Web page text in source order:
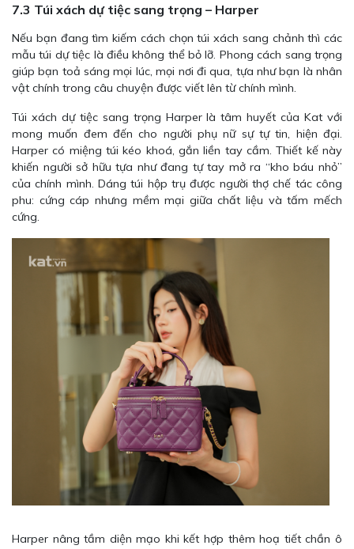
7.3 Túi xách dự tiệc sang trọng – Harper
Nếu bạn đang tìm kiếm cách chọn túi xách sang chảnh thì các
mẫu túi dự tiệc là điều không thể bỏ lỡ. Phong cách sang trọng
giúp bạn toả sáng mọi lúc, mọi nơi đi qua, tựa như bạn là nhân
vật chính trong câu chuyện được viết lên từ chính mình.
Túi xách dự tiệc sang trọng Harper là tâm huyết của Kat với
mong muốn đem đến cho người phụ nữ sự tự tin, hiện đại.
Harper có miệng túi kéo khoá, gắn liền tay cầm. Thiết kế này
khiến người sở hữu tựa như đang tự tay mở ra “kho báu nhỏ”
của chính mình. Dáng túi hộp trụ được người thợ chế tác công
phu: cứng cáp nhưng mềm mại giữa chất liệu và tấm mếch
cứng.
Harper nâng tầm diện mạo khi kết hợp thêm hoạ tiết chần ô